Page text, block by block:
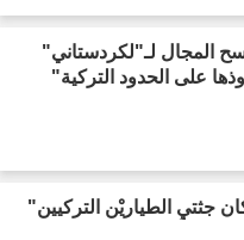
المجال لـ"لكردستاني"
على الحدود التركية"
الطياريْن التركيين"